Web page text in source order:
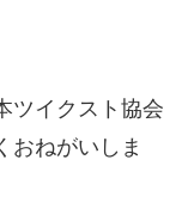
ツイクスト協会
おねがいしま